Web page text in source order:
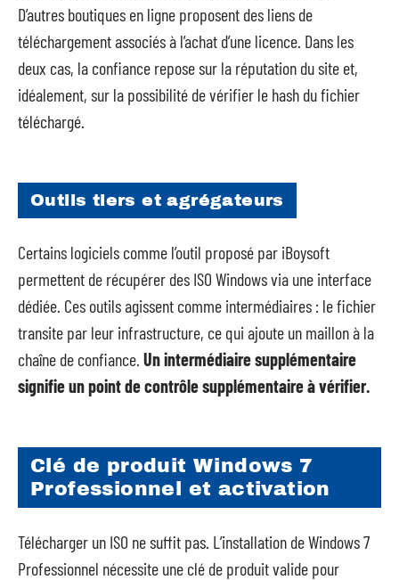
D’autres boutiques en ligne proposent des liens de
téléchargement associés à l’achat d’une licence. Dans les
deux cas, la confiance repose sur la réputation du site et,
idéalement, sur la possibilité de vérifier le hash du fichier
téléchargé.
Outils tiers et agrégateurs
Certains logiciels comme l’outil proposé par iBoysoft
permettent de récupérer des ISO Windows via une interface
dédiée. Ces outils agissent comme intermédiaires : le fichier
transite par leur infrastructure, ce qui ajoute un maillon à la
chaîne de confiance. Un intermédiaire supplémentaire
signifie un point de contrôle supplémentaire à vérifier.
Clé de produit Windows 7
Professionnel et activation
Télécharger un ISO ne suffit pas. L’installation de Windows 7
Professionnel nécessite une clé de produit valide pour